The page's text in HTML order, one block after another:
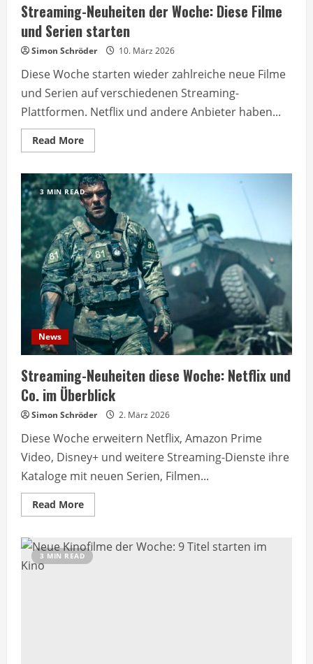
Streaming-Neuheiten der Woche: Diese Filme
und Serien starten
Simon Schröder 10. März 2026
Diese Woche starten wieder zahlreiche neue Filme
und Serien auf verschiedenen Streaming-
Plattformen. Netflix und andere Anbieter haben...
Read MoreRead
more
Neuheiten
der
Woche:
Diese
Filme
und
Serien
starten
3 MIN READ
News
Streaming-Neuheiten diese Woche: Netflix und
Co. im Überblick
Simon Schröder 2. März 2026
Diese Woche erweitern Netflix, Amazon Prime
Video, Disney+ und weitere Streaming-Dienste ihre
Kataloge mit neuen Serien, Filmen...
Read MoreRead
more
Neuheiten
diese
Woche:
3 MIN READ